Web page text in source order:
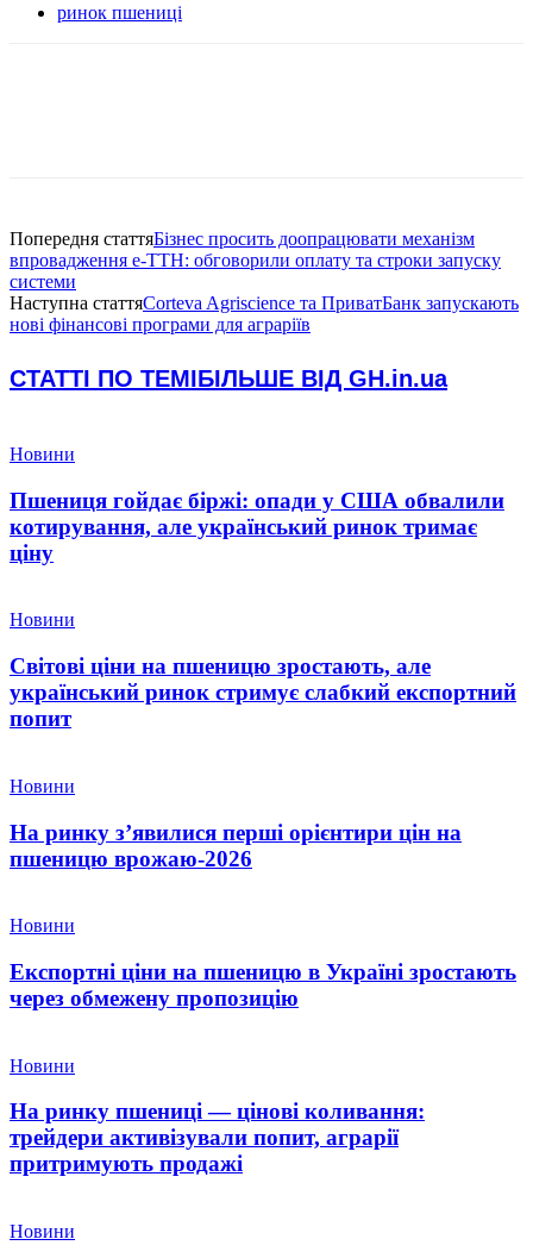
ринок пшениці
Попередня статтяБізнес просить доопрацювати механізм
впровадження е-ТТН: обговорили оплату та строки запуску
системи
Наступна статтяCorteva Agriscience та ПриватБанк запускають
нові фінансові програми для аграріїв
СТАТТІ ПО ТЕМІБІЛЬШЕ ВІД GH.in.ua
Новини
Пшениця гойдає біржі: опади у США обвалили
котирування, але український ринок тримає
ціну
Новини
Світові ціни на пшеницю зростають, але
український ринок стримує слабкий експортний
попит
Новини
На ринку з’явилися перші орієнтири цін на
пшеницю врожаю-2026
Новини
Експортні ціни на пшеницю в Україні зростають
через обмежену пропозицію
Новини
На ринку пшениці — цінові коливання:
трейдери активізували попит, аграрії
притримують продажі
Новини